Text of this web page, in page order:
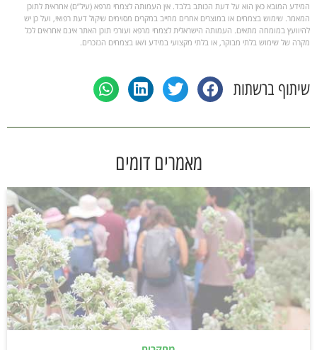
המידע המובא כאן הוא על דעת הכותב בלבד. אין העמותה לצמחי מרפא (עיל”ם) אחראית לתוכן
המאמר. שימוש בצמחים או במוצרים אחרים מחייב במקרים מסוימים שיקול דעת רפואי, ועל כן יש
להיוועץ במומחה מתאים. העמותה הישראלית לצמחי מרפא ועורכי תוכן האתר אינם אחראים לכל
מקרה של שימוש בלתי מבוקר, או בלתי מקצועי במידע ו/או בצמחים הנזכרים.
שיתוף ברשתות
מאמרים דומים